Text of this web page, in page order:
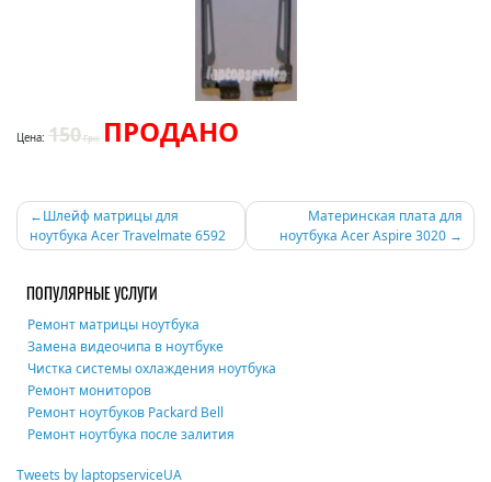
Цена: 150Грн. ПРОДАНО
Навигация
по
записям
Шлейф матрицы для
ноутбука Acer Travelmate 6592
Материнская плата для
ноутбука Acer Aspire 3020
ПОПУЛЯРНЫЕ УСЛУГИ
Ремонт матрицы ноутбука
Замена видеочипа в ноутбуке
Чистка системы охлаждения ноутбука
Ремонт мониторов
Ремонт ноутбуков Packard Bell
Ремонт ноутбука после залития
Tweets by laptopserviceUA